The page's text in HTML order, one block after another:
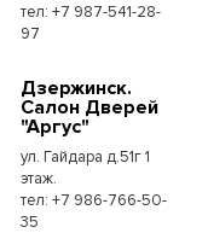
тел: +7 987-541-28-
97
Дзержинск.
Салон Дверей
"Аргус"
ул. Гайдара д.51г 1
этаж.
тел: +7 986-766-50-
35